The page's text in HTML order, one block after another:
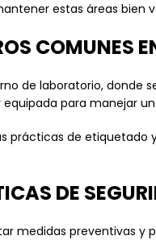
estas áreas
COMUNES
de laboratorio, donde
para manejar
prácticas de etiquetado
DE
medidas preventivas y